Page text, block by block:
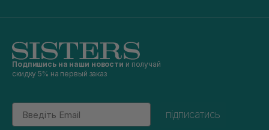
Подпишись на наши новости и получай
скидку 5% на первый заказ
Email
підписатись